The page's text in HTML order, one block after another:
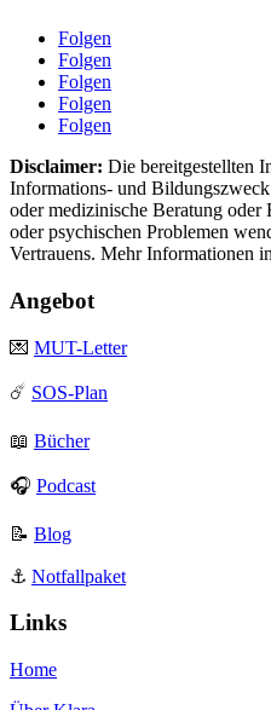
Folgen
Folgen
Folgen
Folgen
Folgen
Disclaimer: Die bereitgestellten
Informations- und
oder medizinische Beratung
oder psychischen Problemen
Vertrauens. Mehr Informationen
Angebot
💌 MUT-Letter
☄️ SOS-Plan
📖 Bücher
🎧 Podcast
📝 Blog
⚓️ Notfallpaket
Links
Home